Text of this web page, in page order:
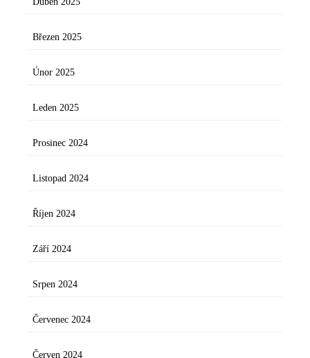
Březen 2025
Únor 2025
Leden 2025
Prosinec 2024
Listopad 2024
Říjen 2024
Září 2024
Srpen 2024
Červenec 2024
Červen 2024